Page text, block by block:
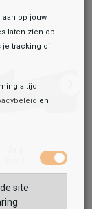
109,99
op jouw
laten zien op
je tracking of
altijd
en
site